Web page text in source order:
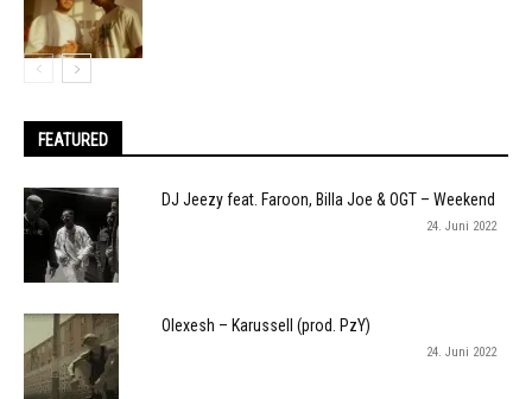
FEATURED
DJ Jeezy feat. Faroon, Billa Joe & OGT – Weekend
24. Juni 2022
Olexesh – Karussell (prod. PzY)
24. Juni 2022